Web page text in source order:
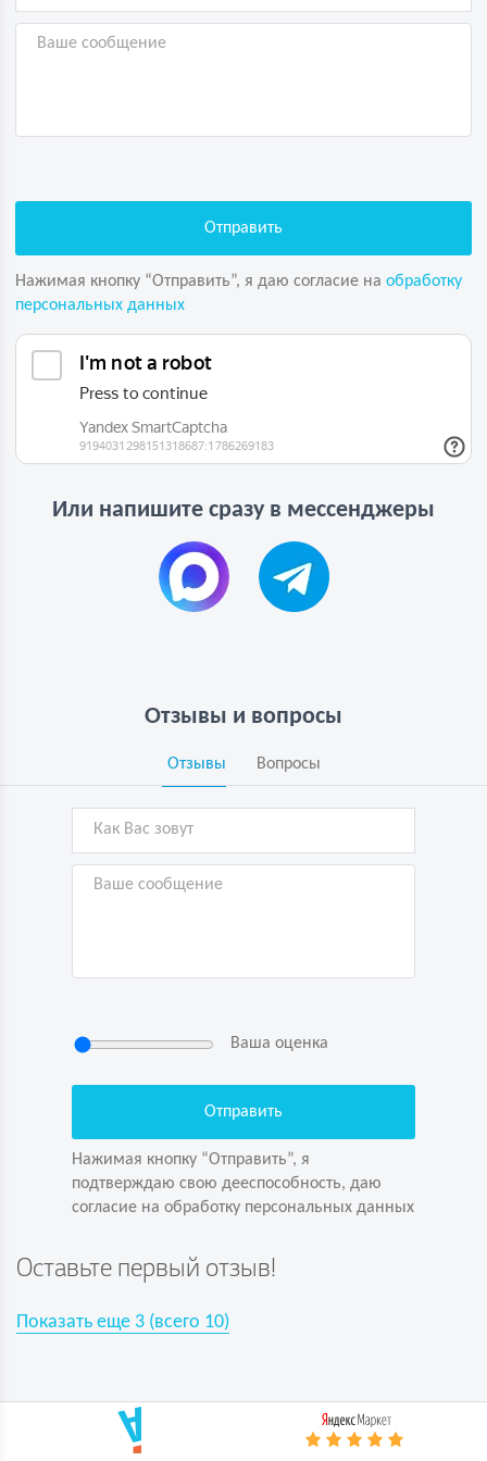
Нажимая кнопку “Отправить”, я даю согласие на обработку
персональных данных
Или напишите сразу в мессенджеры
Отзывы и вопросы
Отзывы Вопросы
Ваша оценка
Нажимая кнопку “Отправить”, я
подтверждаю свою дееспособность, даю
согласие на обработку персональных данных
Оставьте первый отзыв!
Показать еще 3 (всего 10)
Нажимая кнопку “Отправить”, я
согласие на обработку персональных данных
Задайте вопрос первым!
Показать еще3(всего 10)